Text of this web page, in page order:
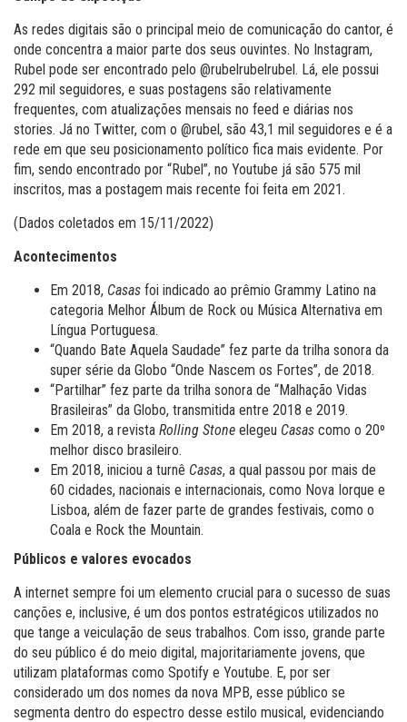
As redes digitais são o principal meio de comunicação do cantor, é
onde concentra a maior parte dos seus ouvintes. No Instagram,
Rubel pode ser encontrado pelo @rubelrubelrubel. Lá, ele possui
292 mil seguidores, e suas postagens são relativamente
frequentes, com atualizações mensais no feed e diárias nos
stories. Já no Twitter, com o @rubel, são 43,1 mil seguidores e é a
rede em que seu posicionamento político fica mais evidente. Por
fim, sendo encontrado por “Rubel”, no Youtube já são 575 mil
inscritos, mas a postagem mais recente foi feita em 2021.
(Dados coletados em 15/11/2022)
Acontecimentos
Em 2018, Casas foi indicado ao prêmio Grammy Latino na
categoria Melhor Álbum de Rock ou Música Alternativa em
Língua Portuguesa.
“Quando Bate Aquela Saudade” fez parte da trilha sonora da
super série da Globo “Onde Nascem os Fortes”, de 2018.
“Partilhar” fez parte da trilha sonora de “Malhação Vidas
Brasileiras” da Globo, transmitida entre 2018 e 2019.
Em 2018, a revista Rolling Stone elegeu Casas como o 20º
melhor disco brasileiro.
Em 2018, iniciou a turnê Casas, a qual passou por mais de
60 cidades, nacionais e internacionais, como Nova Iorque e
Lisboa, além de fazer parte de grandes festivais, como o
Coala e Rock the Mountain.
Públicos e valores evocados
A internet sempre foi um elemento crucial para o sucesso de suas
canções e, inclusive, é um dos pontos estratégicos utilizados no
que tange a veiculação de seus trabalhos. Com isso, grande parte
do seu público é do meio digital, majoritariamente jovens, que
utilizam plataformas como Spotify e Youtube. E, por ser
considerado um dos nomes da nova MPB, esse público se
segmenta dentro do espectro desse estilo musical, evidenciando